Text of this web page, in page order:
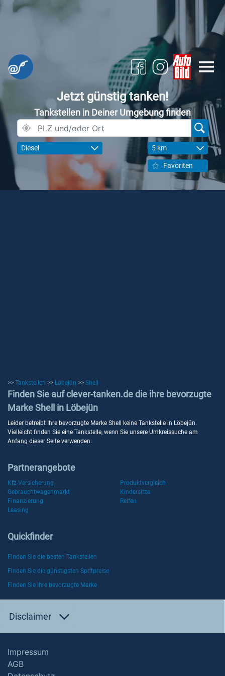
Jetzt günstig tanken!
Tankstellen in Deiner Umgebung finden
Diesel 5 km
Favoriten
>> Tankstellen >> Löbejün >> Shell
Finden Sie auf clever-tanken.de die ihre bevorzugte
Marke Shell in Löbejün
Leider betreibt Ihre bevorzugte Marke Shell keine Tankstelle in Löbejün.
Vielleicht finden Sie eine Tankstelle, wenn Sie unsere Umkreissuche am
Anfang dieser Seite verwenden.
Partnerangebote
Kfz-Versicherung
Produktvergleich
Gebrauchtwagenmarkt
Kindersitze
Finanzierung
Reifen
Leasing
Quickfinder
Finden Sie die besten Tankstellen
Finden Sie die günstigsten Spritpreise
Finden Sie Ihre bevorzugte Marke
Disclaimer
Impressum
AGB